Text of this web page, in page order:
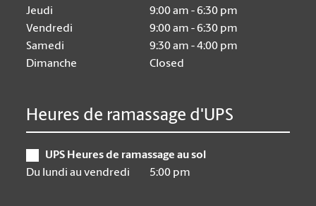
Jeudi
9:00 am - 6:30 pm
Vendredi
9:00 am - 6:30 pm
Samedi
9:30 am - 4:00 pm
Dimanche
Closed
Heures de ramassage d'UPS
UPS Heures de ramassage au sol
Du lundi au vendredi
5:00 pm